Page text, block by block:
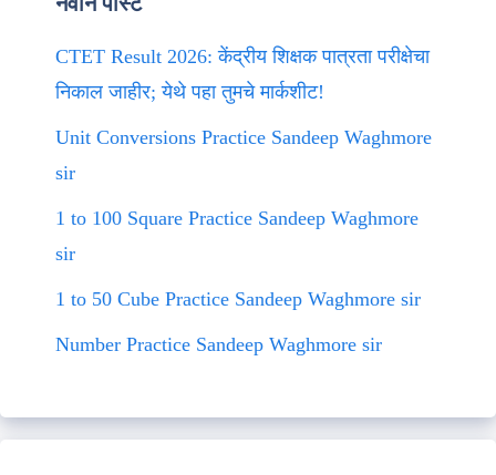
CTET Result 2026: केंद्रीय शिक्षक पात्रता परीक्षेचा
निकाल जाहीर; येथे पहा तुमचे मार्कशीट!
Unit Conversions Practice Sandeep Waghmore
sir
1 to 100 Square Practice Sandeep Waghmore
sir
1 to 50 Cube Practice Sandeep Waghmore sir
Number Practice Sandeep Waghmore sir